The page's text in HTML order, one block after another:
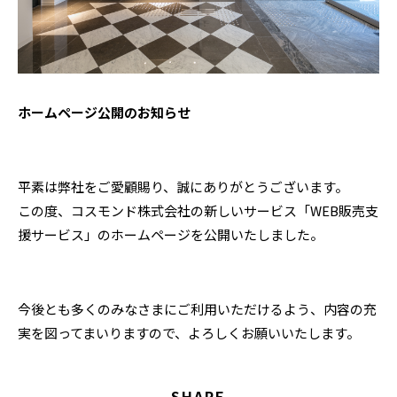
ホームページ公開のお知らせ
平素は弊社をご愛顧賜り、誠にありがとうございます。
この度、コスモンド株式会社の新しいサービス「WEB販売支
援サービス」のホームページを公開いたしました。
今後とも多くのみなさまにご利用いただけるよう、内容の充
実を図ってまいりますので、よろしくお願いいたします。